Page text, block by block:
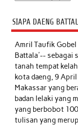
SIAPA DAENG
Amril Taufik Gobel
Battala'-- sebagai
tanah tempat
kota daeng, 9
Makassar yang
badan lelaki yang
yang berbobot
tulisan yang